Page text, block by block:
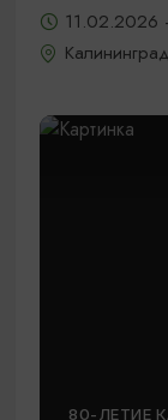
11.02.2026
80-ЛЕТИЕ